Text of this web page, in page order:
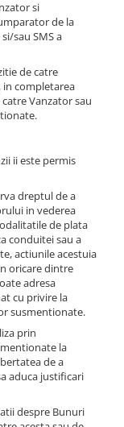
si
de la
sau SMS a
de catre
in completarea
Vanzator sau
ii este permis
dreptul de a
in vederea
de plata
conduitei sau a
actiunile acestuia
oricare dintre
adresa
cu privire la
susmentionate.
prin
la
de a
aduca justificari
despre Bunuri